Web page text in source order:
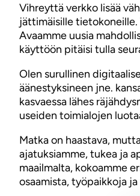
Vihreyttä verkko lisää
jättimäisille tietokoneille.
Avaamme uusia
käyttöön pitäisi tulla
Olen surullinen
äänestyksineen jne.
kasvaessa lähes
useiden toimialojen
Matka on haastava,
ajatuksiamme, tukea ja
maailmalta, kokoamme
osaamista, työpaikkoja